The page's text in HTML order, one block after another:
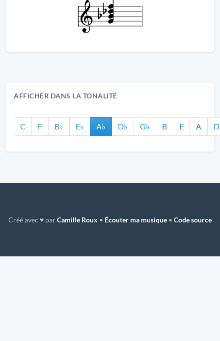
AFFICHER DANS LA TONALITÉ
C F B♭ E♭ A♭ D♭ G♭ B E A D
Créé avec ♥ parCamille Roux • Écouter ma musique • Code source